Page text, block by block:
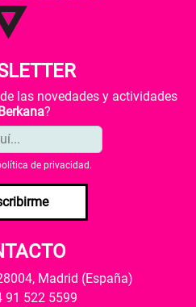
las novedades y actividades
Berkana?
de privacidad .
Madrid (España)
91 522 5599